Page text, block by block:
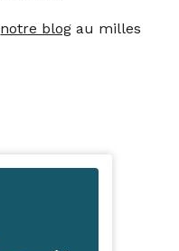
notre blog au milles